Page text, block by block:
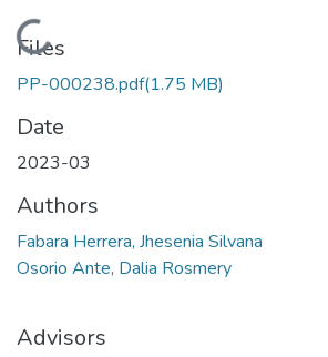
Loading...
Files
PP-000238.pdf(1.75 MB)
Date
2023-03
Authors
Fabara Herrera, Jhesenia Silvana
Osorio Ante, Dalia Rosmery
Advisors